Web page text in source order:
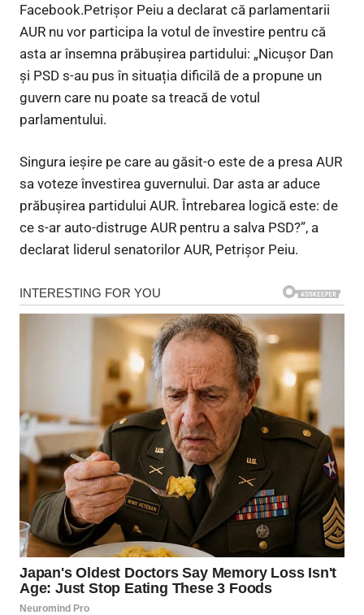
Facebook.Petrișor Peiu a declarat că parlamentarii
AUR nu vor participa la votul de învestire pentru că
asta ar însemna prăbușirea partidului: „Nicușor Dan
și PSD s-au pus în situația dificilă de a propune un
guvern care nu poate sa treacă de votul
parlamentului.
Singura ieșire pe care au găsit-o este de a presa AUR
sa voteze învestirea guvernului. Dar asta ar aduce
prăbușirea partidului AUR. Întrebarea logică este: de
ce s-ar auto-distruge AUR pentru a salva PSD?”, a
declarat liderul senatorilor AUR, Petrișor Peiu.